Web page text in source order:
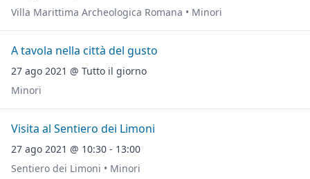
Villa Marittima Archeologica Romana • Minori
A tavola nella città del gusto
27 ago 2021 @ Tutto il giorno
Minori
Visita al Sentiero dei Limoni
27 ago 2021 @ 10:30 - 13:00
Sentiero dei Limoni • Minori